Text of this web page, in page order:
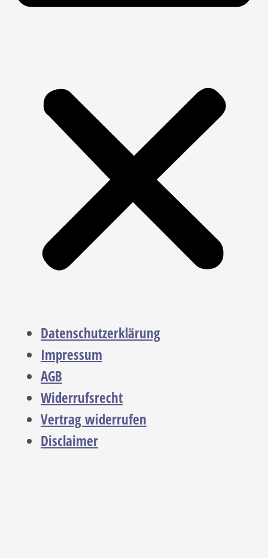
Datenschutzerklärung
Impressum
AGB
Widerrufsrecht
Vertrag widerrufen
Disclaimer